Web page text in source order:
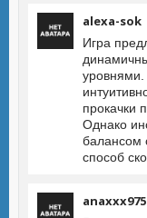
alexa-sok
Игра
уровнями.
прокачки
Однако
балансом
способ
anaxxx975